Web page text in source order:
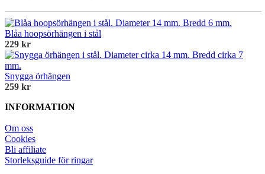
Blåa hoopsörhängen i stål
229 kr
Snygga örhängen
259 kr
INFORMATION
Om oss
Cookies
Bli affiliate
Storleksguide för ringar